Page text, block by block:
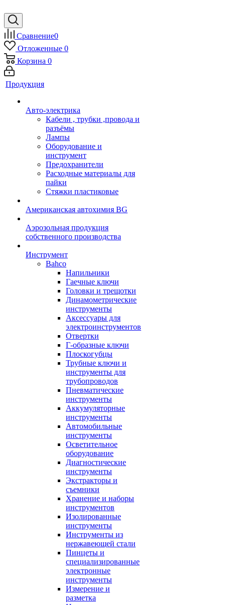
Сравнение0
Отложенные 0
Корзина 0
Продукция
Авто-электрика
Кабели , трубки ,провода и
разъёмы
Лампы
Оборудование и
инструмент
Предохранители
Расходные материалы для
пайки
Стяжки пластиковые
Американская автохимия BG
Аэрозольная продукция
собственного производства
Инструмент
Bahco
Напильники
Гаечные ключи
Головки и трещотки
Динамометрические
инструменты
Аксессуары для
электроинструментов
Отвертки
Г-образные ключи
Плоскогубцы
Трубные ключи и
инструменты для
трубопроводов
Пневматические
инструменты
Аккумуляторные
инструменты
Автомобильные
инструменты
Осветительное
оборудование
Диагностические
инструменты
Экстракторы и
съемники
Хранение и наборы
инструментов
Изолированные
инструменты
Инструменты из
нержавеющей стали
Пинцеты и
специализированные
электронные
инструменты
Измерение и
разметка